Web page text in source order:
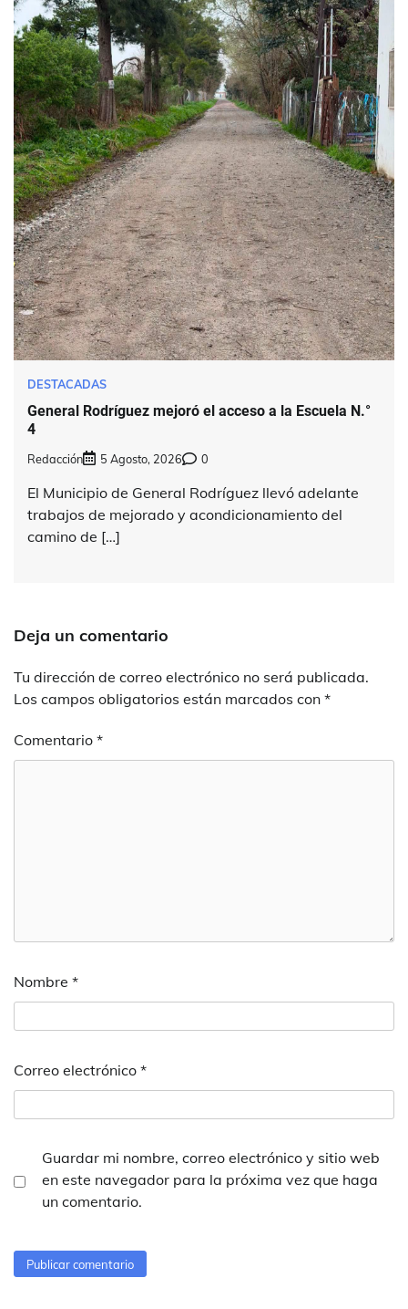
DESTACADAS
General Rodríguez mejoró el acceso a la Escuela N.°
4
Redacción 5 Agosto, 2026 0
El Municipio de General Rodríguez llevó adelante
trabajos de mejorado y acondicionamiento del
camino de […]
Deja un comentario
Tu dirección de correo electrónico no será publicada.
Los campos obligatorios están marcados con *
Comentario *
Nombre *
Correo electrónico *
Guardar mi nombre, correo electrónico y sitio web
en este navegador para la próxima vez que haga
un comentario.